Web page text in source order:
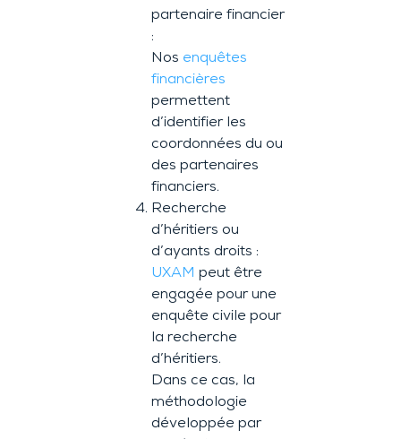
partenaire financier
:
Nos enquêtes
financières
permettent
d’identifier les
coordonnées du ou
des partenaires
financiers.
Recherche
d’héritiers ou
d’ayants droits :
UXAM peut être
engagée pour une
enquête civile pour
la recherche
d’héritiers.
Dans ce cas, la
méthodologie
développée par